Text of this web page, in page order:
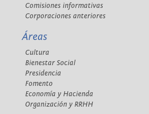
Comisiones informativas
Corporaciones anteriores
Áreas
Cultura
Bienestar Social
Presidencia
Fomento
Economía y Hacienda
Organización y RRHH